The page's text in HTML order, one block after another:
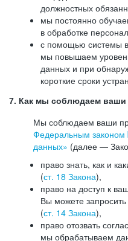
должностных
мы постоянно
в обработке
с помощью системы
мы повышаем
данных и при
короткие сроки
7. Как мы соблюдаем ваши
Мы соблюдаем ваши
Федеральным
данных» (далее —
право знать, как и
(ст. 18 Закона),
право на доступ к
Вы можете
(ст. 14 Закона),
право отозвать
мы обрабатываем